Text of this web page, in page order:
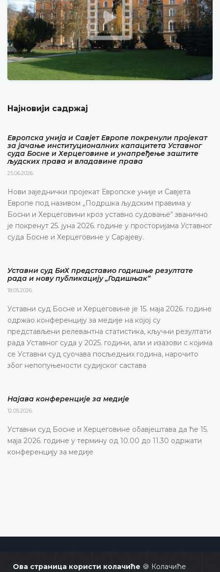
Ова страница користи колачиће 🍪 Колачиће
Најновији садржај
Европска унија и Савјет Европе покренули пројекат
за јачање институционалних капацитета Уставног
суда Босне и Херцеговине и унапређење заштите
људских права и владавине права
25.06.2026.
Нови заједнички пројекат Европске уније и Савјета
Европе под називом „Подршка људским правима у
Босни и Херцеговини кроз уставно судовање“ званично
је покренут 25. јуна 2026. године у просторијама Уставног
суда Босне и Херцеговине у Сарајеву.
Уставни суд БиХ представио годишње резултате
рада и нову публикацију „Годишњак“
18.05.2026.
Уставни суд Босне и Херцеговине је 15. маја 2026. године
одржао конференцију за медије на којој су
представљени релевантна статистика, кључни резултати
рада Уставног суда у 2025. години, али и изазови с којима
се Уставни суд суочава посљедњих година, нарочито
због непопуњености судијског састава
Најава конференције за медије
12.05.2026.
Уставни суд Босне и Херцеговине обавјештава да ће 15.
маја 2026. године у термину од 10.00 до 11.30 одржати
конференцију за медије